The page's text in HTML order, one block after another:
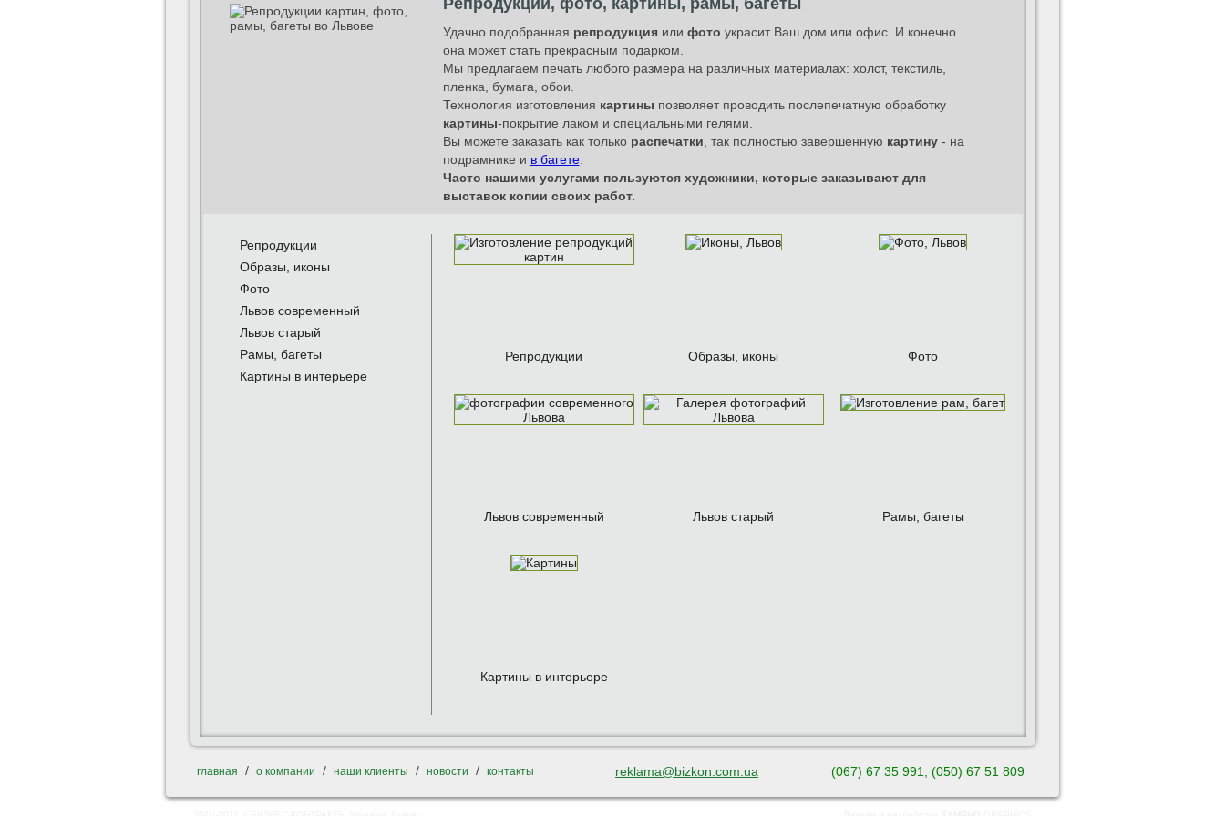
Репродукции, фото, картины, рамы, багеты
Удачно подобранная репродукцияили фото украсит Ваш дом или офис. И конечно
она может стать прекрасным подарком.
Мы предлагаем печать любого размера на различных материалах: холст, текстиль,
пленка, бумага, обои.
Технология изготовления картины позволяет проводить послепечатную обработку
картины-покрытие лаком и специальными гелями.
Вы можете заказать как только распечатки , так полностью завершенную картину- на
подрамнике и в багете.
Часто нашими услугами пользуются художники, которые заказывают для
выставок копии своих работ.
Репродукции
Образы, иконы
Фото
Львов современный
Львов старый
Рамы, багеты
Картины в интерьере
Репродукции Образы, иконы Фото
Львов современный Львов старый Рамы, багеты
Картины в интерьере
главная / о компании / наши клиенты / новости / контакты reklama@bizkon.com.ua (067) 67 35 991, (050) 67 51 809